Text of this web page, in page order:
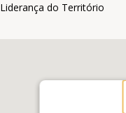
Liderança do Território